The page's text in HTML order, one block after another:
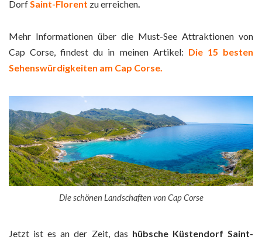
DorfSaint-Florent zu erreichen.
Mehr Informationen über die Must-See Attraktionen von
Cap Corse, findest du in meinen Artikel: Die 15 besten
Sehenswürdigkeiten am Cap Corse.
Die schönen Landschaften von Cap Corse
Jetzt ist es an der Zeit, das hübsche Küstendorf Saint-